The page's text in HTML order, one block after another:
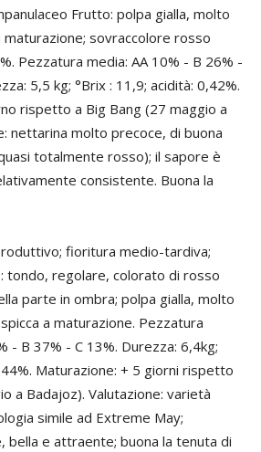
Frutto: polpa gialla, molto
sovraccolore rosso
Pezzatura media: AA 10% - B 26% -
5,5 kg; °Brix : 11,9; acidità: 0,42%.
rispetto a Big Bang (27 maggio a
nettarina molto precoce, di buona
totalmente rosso); il sapore è
consistente. Buona la
fioritura medio-tardiva;
tondo, regolare, colorato di rosso
parte in ombra; polpa gialla, molto
a maturazione. Pezzatura
- B 37% - C 13%. Durezza: 6,4kg;
Maturazione: + 5 giorni rispetto
a Badajoz). Valutazione: varietà
simile ad Extreme May;
bella e attraente; buona la tenuta di